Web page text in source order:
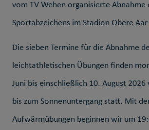
vom TV Wehen organisierte Abnahme
Sportabzeichens im Stadion Obere
Die sieben Termine für die Abnahme
leichtathletischen Übungen finden
Juni bis einschließlich 10. August
bis zum Sonnenuntergang statt. Mit
Aufwärmübungen beginnen wir um